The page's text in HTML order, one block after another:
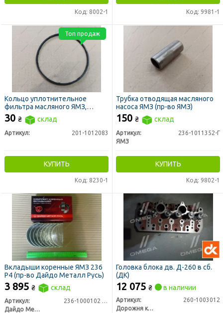
Код: 8002-1 Код: 9981-1
Кольцо уплотнительное
фильтра масляного ЯМЗ,
КАМАЗ, СМД-31
30 ₴ склад
Артикул: 201-1012083
КУПИТЬ
Код: 8230-1
Топ продаж
Трубка отводящая масляного
насоса ЯМЗ (пр-во ЯМЗ)
150 ₴ склад
Артикул:
236-1011352-Г
ЯМЗ
КУПИТЬ
Код: 9802-1
Вкладыши коренные ЯМЗ 236
Р4 (пр-во Дайдо Металл Русь)
3 895 ₴ склад
Артикул:
236-1000102 Р4
Дайдо Металл Русь
Головка блока дв. Д-260 в сб.
(ДК)
12 075 ₴ в наличии
Артикул:
260-1003012
Дорожня карта